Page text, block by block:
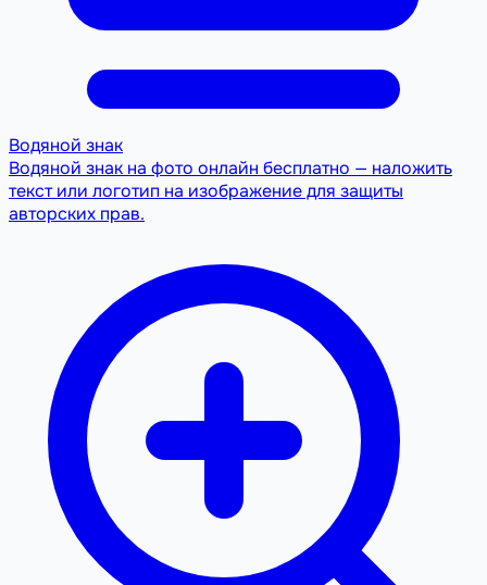
Водяной знак
Водяной знак на фото онлайн бесплатно — наложить
текст или логотип на изображение для защиты
авторских прав.